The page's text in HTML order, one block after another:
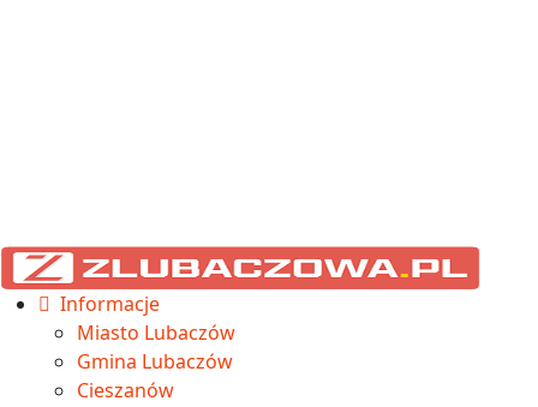
Informacje
Miasto Lubaczów
Gmina Lubaczów
Cieszanów